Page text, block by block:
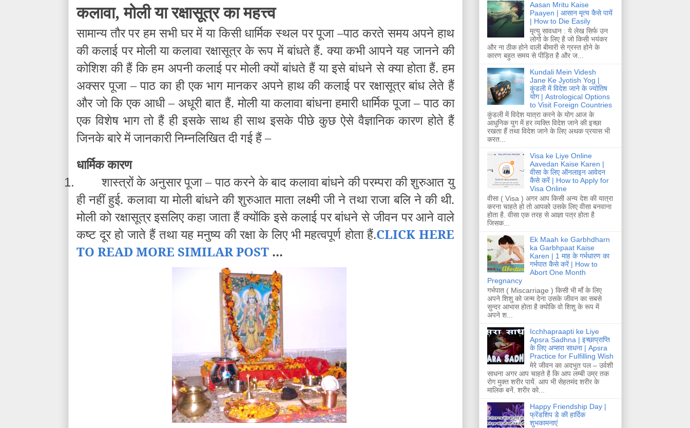
कलावा, मोली या रक्षासूत्र का महत्त्व
सामान्य तौर पर हम सभी घर में या किसी धार्मिक स्थल पर पूजा –पाठ करते समय अपने हाथ
की कलाई पर मोली या कलावा रक्षासूत्र के रूप में बांधते हैं. क्या कभी आपने यह जानने की
कोशिश की हैं कि हम अपनी कलाई पर मोली क्यों बांधते हैं या इसे बांधने से क्या होता हैं. हम
अक्सर पूजा – पाठ का ही एक भाग मानकर अपने हाथ की कलाई पर रक्षासूत्र बांध लेते हैं
और जो कि एक आधी – अधूरी बात हैं. मोली या कलावा बांधना हमारी धार्मिक पूजा – पाठ का
एक विशेष भाग तो हैं ही इसके साथ ही साथ इसके पीछे कुछ ऐसे वैज्ञानिक कारण होते हैं
जिनके बारे में जानकारी निम्नलिखित दी गई हैं –
धार्मिक कारण
1.
शास्त्रों के अनुसार पूजा – पाठ करने के बाद कलावा बांधने की परम्परा की शुरुआत यु
ही नहीं हुई. कलावा या मोली बांधने की शुरुआत माता लक्ष्मी जी ने तथा राजा बलि ने की थी.
मोली को रक्षासूत्र इसलिए कहा जाता हैं क्योंकि इसे कलाई पर बांधने से जीवन पर आने वाले
कष्ट दूर हो जाते हैं तथा यह मनुष्य की रक्षा के लिए भी महत्वपूर्ण होता हैं.CLICK HERE
TO READ MORE SIMILAR POST ...
Aasan Mritu Kaise
Paayen | आसान मृत्य कैसे पायें
| How to Die Easily
मृत्यु सावधान : ये लेख सिर्फ उन
लोगो के लिए है जो किसी भयंकर
और ना ठीक होने वाली बीमारी से ग्रस्त होने के
कारण बहुत समय से पीड़ित है और ज...
Kundali Mein Videsh
Jane Ke Jyotish Yog |
कुंडली में विदेश जाने के ज्योतिष
योग | Astrological Options
to Visit Foreign Countries
कुंडली में विदेश यात्रा करने के योग आज के
आधुनिक युग में हर व्यक्ति विदेश जाने की इच्छा
रखता हैं तथा विदेश जाने के लिए अथक प्रयास भी
करत...
Visa ke Liye Online
Aavedan Kaise Karen |
वीसा के लिए ऑनलाइन आवेदन
कैसे करें | How to Apply for
Visa Online
वीसा ( Visa ) अगर आप किसी अन्य देश की यात्रा
करना चाहते हो तो आपको उसके लिए वीसा बनवाना
होता है. वीसा एक तरह से आज्ञा पत्र होता है
जिसक...
Ek Maah ke Garbhdharn
ka Garbhpaat Kaise
Karen | 1 माह के गर्भधारण का
गर्भपात कैसे करें | How to
Abort One Month
Pregnancy
गर्भपात ( Miscarriage ) किसी भी माँ के लिए
अपने शिशु को जन्म देना उसके जीवन का सबसे
सुन्दर आभास होता है क्योकि वो शिशु के रूप में
अपने श...
Icchhapraapti ke Liye
Apsra Sadhna | इच्छाप्राप्ति
के लिए अप्सरा साधना | Apsra
Practice for Fulfilling Wish
मेरे जीवन का अदभुत पल – उर्वशी
साधना अगर आप चाहते है कि आप लम्बी उम्र तक
रोग मुक्त शरीर पायें. आप भी सेहतमंद शरीर के
मालिक बनें. शरीर को...
Happy Friendship Day |
फ्रेंडशिप डे की हार्दिक
शुभकामनाएं